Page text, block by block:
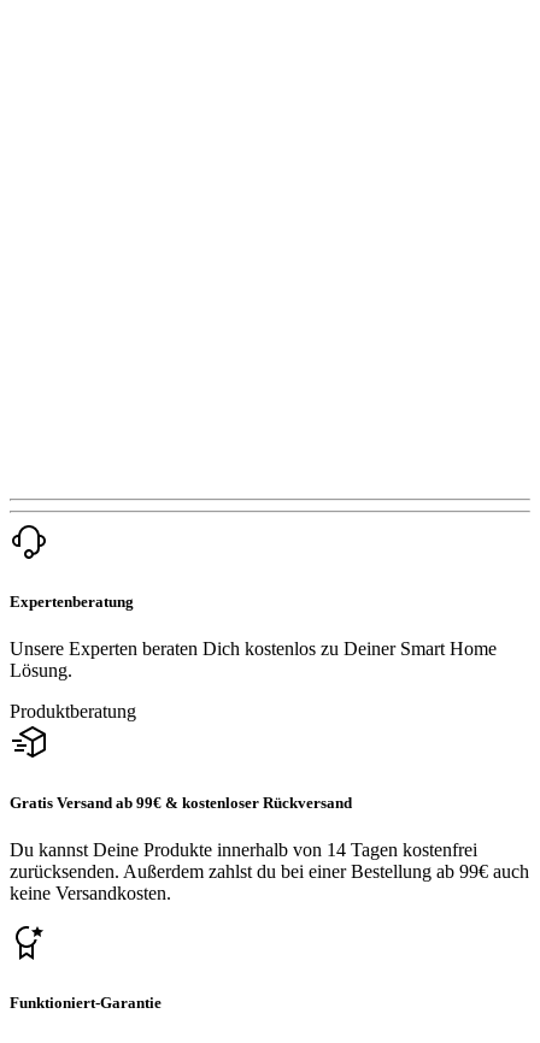
Expertenberatung
Unsere Experten beraten Dich kostenlos zu Deiner Smart Home
Lösung.
Produktberatung
Gratis Versand ab 99€ & kostenloser Rückversand
Du kannst Deine Produkte innerhalb von 14 Tagen kostenfrei
zurücksenden. Außerdem zahlst du bei einer Bestellung ab 99€ auch
keine Versandkosten.
Funktioniert-Garantie